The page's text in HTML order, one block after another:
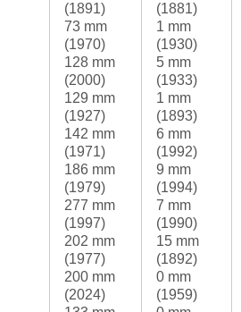
(1891)
73 mm
(1970)
128 mm
(2000)
129 mm
(1927)
142 mm
(1971)
186 mm
(1979)
277 mm
(1997)
202 mm
(1977)
200 mm
(2024)
(1881)
1 mm
(1930)
5 mm
(1933)
1 mm
(1893)
6 mm
(1992)
9 mm
(1994)
7 mm
(1990)
15 mm
(1892)
0 mm
(1959)